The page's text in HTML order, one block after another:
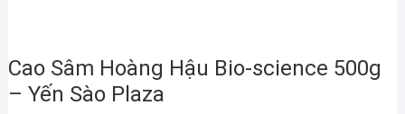
Cao Sâm Hoàng Hậu Bio-science 500g
– Yến Sào Plaza